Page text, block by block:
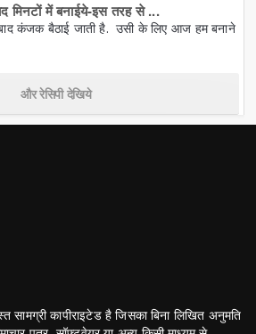
मिनटों में बनाईये-इस तरह से ...
कंजक बैठाई जाती है. उसी के लिए आज हम बनाने
और रेसिपी देखिये
सामग्री कापीराइटेड है जिसका बिना लिखित अनुमति